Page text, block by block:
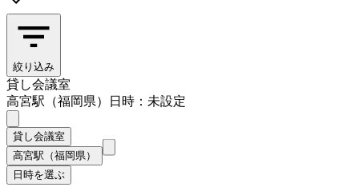
絞り込み
貸し会議室
高宮駅（福岡県）
日時：未設定
貸し会議室
高宮駅（福岡県）
日時を選ぶ